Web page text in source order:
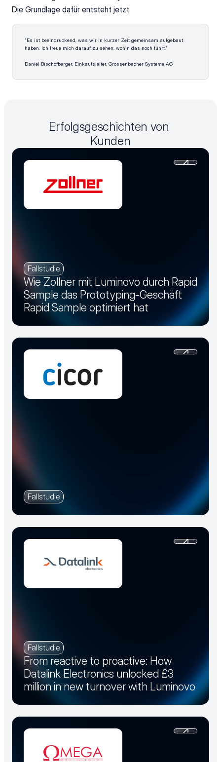
Die Grundlage dafür entsteht jetzt.
"Es ist beeindruckend, was wir in kurzer Zeit gemeinsam aufgebaut
haben. Ich freue mich darauf zu sehen, wohin das noch führt."
Daniel Bischofberger, Einkaufsleiter, Grossenbacher Systeme AG
Erfolgsgeschichten von
Kunden
Fallstudie
Wie Zollner mit Luminovo durch Rapid
Sample das Prototyping-Geschäft
Rapid Sample optimiert hat
Fallstudie
Fallstudie
From reactive to proactive: How
Datalink Electronics unlocked £3
million in new turnover with Luminovo